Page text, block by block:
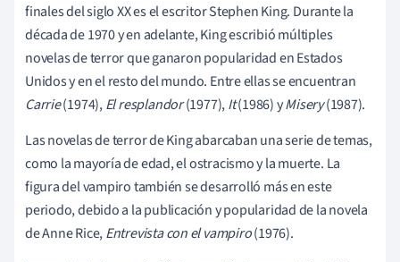
finales del siglo XX es el escritor Stephen King. Durante la
década de 1970 y en adelante, King escribió múltiples
novelas de terror que ganaron popularidad en Estados
Unidos y en el resto del mundo. Entre ellas se encuentran
Carrie(1974),El resplandor(1977),It(1986) yMisery(1987).
Las novelas de terror de King abarcaban una serie de temas,
como la mayoría de edad, el ostracismo y la muerte. La
figura del vampiro también se desarrolló más en este
periodo, debido a la publicación y popularidad de la novela
de Anne Rice,Entrevista con el vampiro(1976).